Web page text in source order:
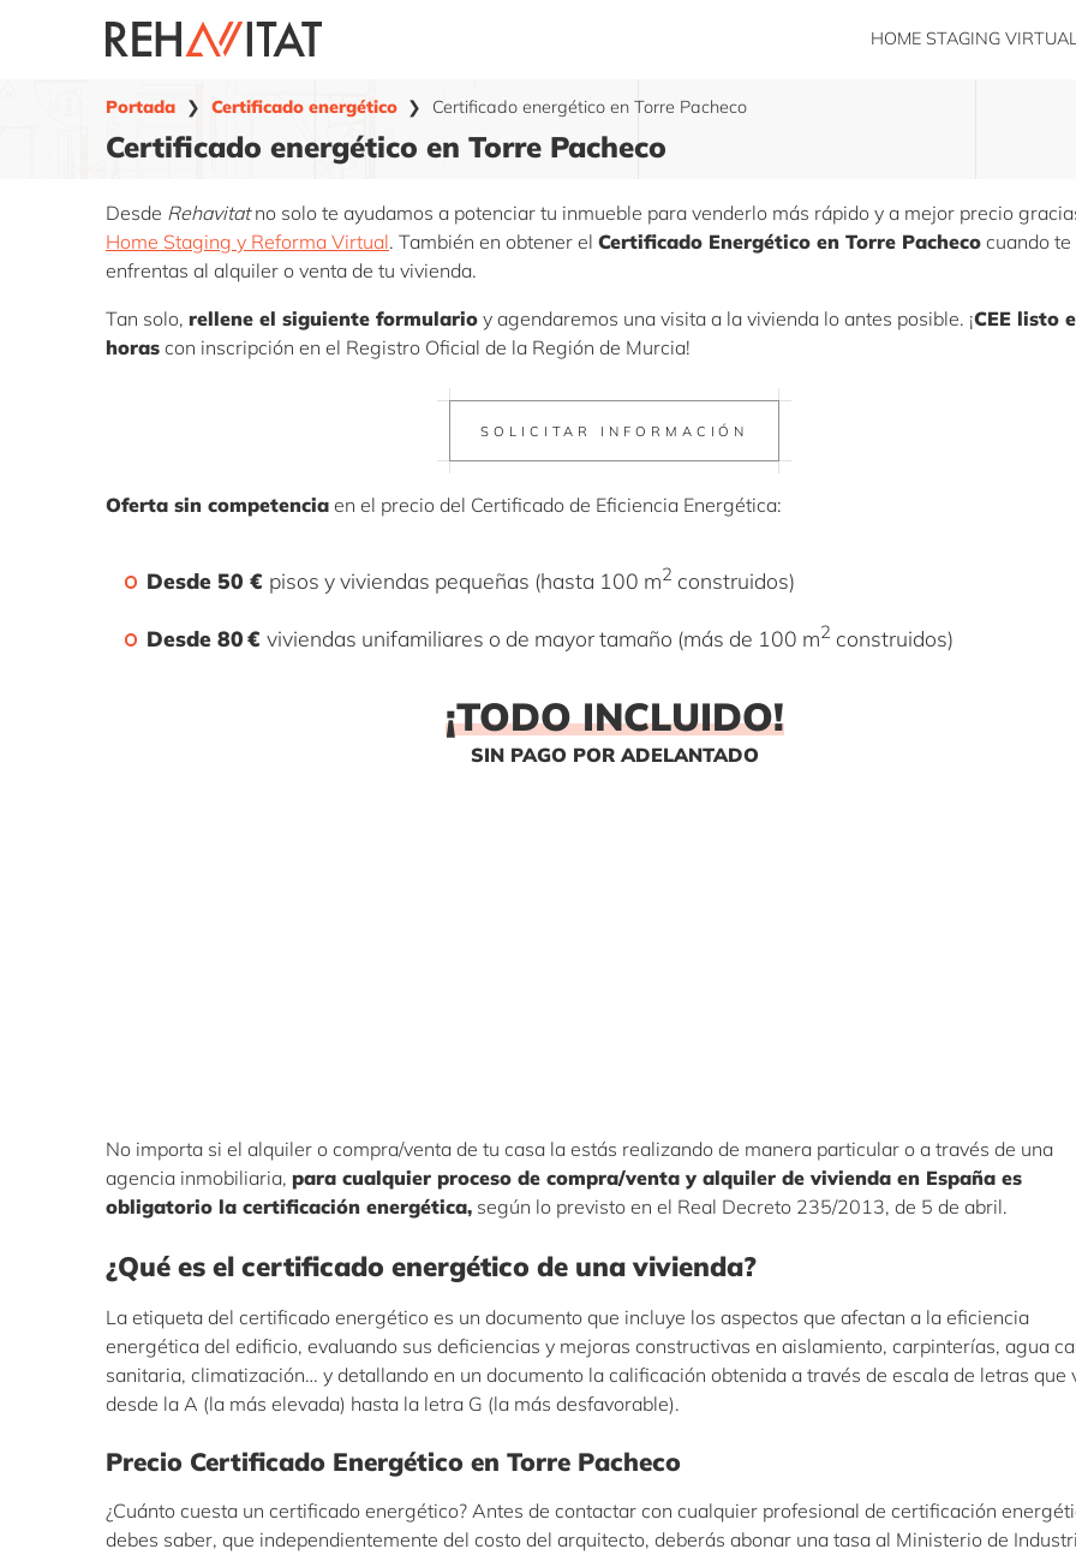
HOME STAGING
Portada ❯ Certificado energético ❯ Certificado energético en Torre Pacheco
Certificado energético en Torre Pacheco
Desde Rehavitatno solo te ayudamos a potenciar tu inmueble para venderlo más rápido y a mejor precio
Home Staging y Reforma Virtual. También en obtener el Certificado Energético en Torre Pacheco cuando te
enfrentas al alquiler o venta de tu vivienda.
Tan solo, rellene el siguiente formulario y agendaremos una visita a la vivienda lo antes posible. ¡CEE listo
horas con inscripción en el Registro Oficial de la Región de Murcia!
SOLICITAR INFORMACIÓN
Oferta sin competencia en el precio del Certificado de Eficiencia Energética:
Desde 50 € pisos y viviendas pequeñas (hasta 100 m2 construidos)
Desde 80 €viviendas unifamiliares o de mayor tamaño (más de 100 m2 construidos)
¡TODO INCLUIDO!
SIN PAGO POR ADELANTADO
No importa si el alquiler o compra/venta de tu casa la estás realizando de manera particular o a través de una
agencia inmobiliaria, para cualquier proceso de compra/venta y alquiler de vivienda en España es
obligatorio la certificación energética, según lo previsto en el Real Decreto 235/2013, de 5 de abril.
¿Qué es el certificado energético de una vivienda?
La etiqueta del certificado energético es un documento que incluye los aspectos que afectan a la eficiencia
energética del edificio, evaluando sus deficiencias y mejoras constructivas en aislamiento, carpinterías, agua
sanitaria, climatización… y detallando en un documento la calificación obtenida a través de escala de letras que
desde la A (la más elevada) hasta la letra G (la más desfavorable).
Precio Certificado Energético en Torre Pacheco
¿Cuánto cuesta un certificado energético? Antes de contactar con cualquier profesional de certificación
debes saber, que independientemente del costo del arquitecto, deberás abonar una tasa al Ministerio de